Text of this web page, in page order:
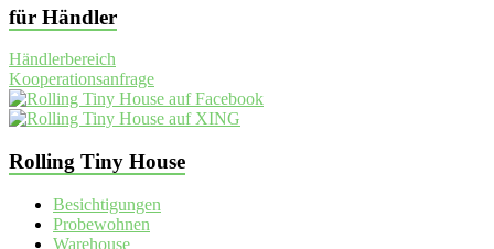
für Händler
Händlerbereich
Kooperationsanfrage
Rolling Tiny House
Besichtigungen
Probewohnen
Warehouse